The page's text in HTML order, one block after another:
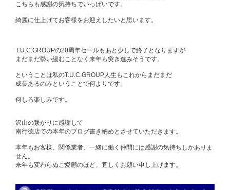
こちらも感謝の気持ちでいっぱいです。
綺麗に仕上げてお客様をお迎えしたいと思います。
T.U.C.GROUPの20周年セールもあと少しで終了となりますが
まだまだ勢い緩むことなく来年も突き進みそうです。
ということは私のT.U.C.GROUP人生もこれからまだまだ
成長あるのみということで何よりです。
何しろ楽しみです。
沢山の繋がりに感謝して
南行徳店での本年のブログ書き納めとさせていただきます。
本年もお客様、関係業者、一緒に働く仲間には感謝の気持ちしかありま
せん。
来年も変わらぬご愛顧のほど、宜しくお願い申し上げます。